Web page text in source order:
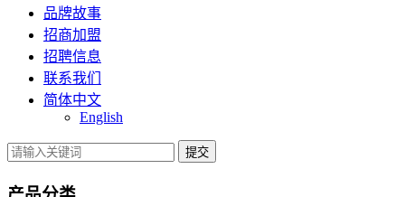
品牌故事
招商加盟
招聘信息
联系我们
简体中文
English
提交